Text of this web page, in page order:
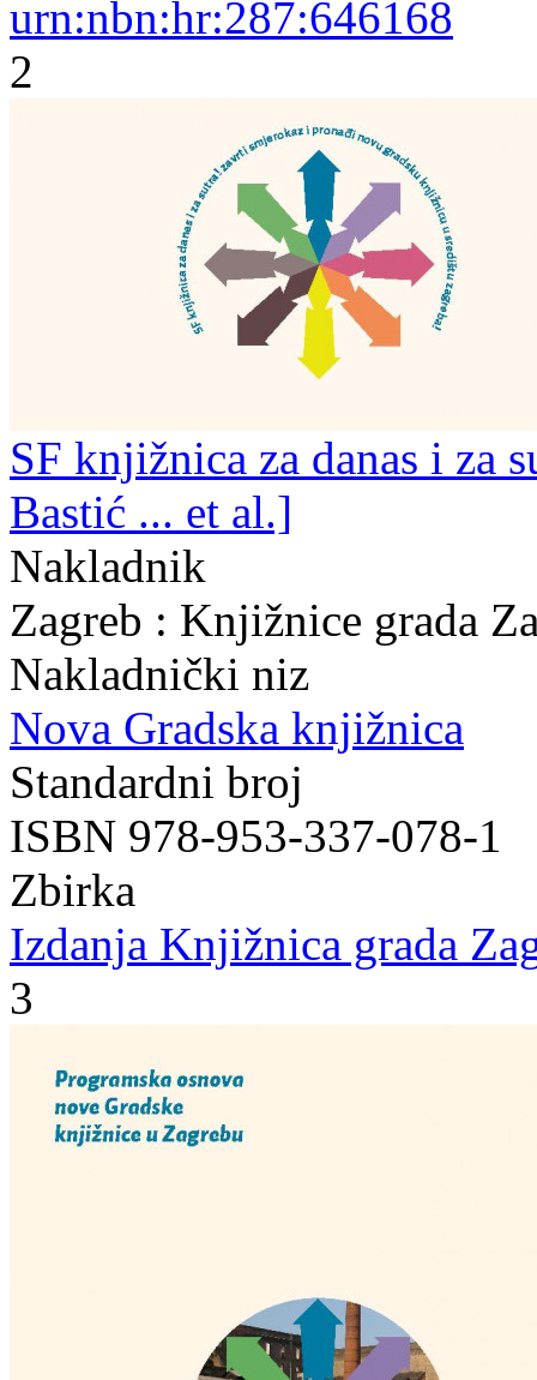
urn:nbn:hr:287:646168
2
SF knjižnica za danas i za
Bastić ... et al.]
Nakladnik
Zagreb : Knjižnice grada
Nakladnički niz
Nova Gradska knjižnica
Standardni broj
ISBN 978-953-337-078-1
Zbirka
Izdanja Knjižnica grada
3